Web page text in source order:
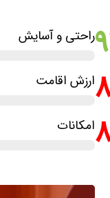
راحتی و آسایش
ارزش اقامت
امکانات